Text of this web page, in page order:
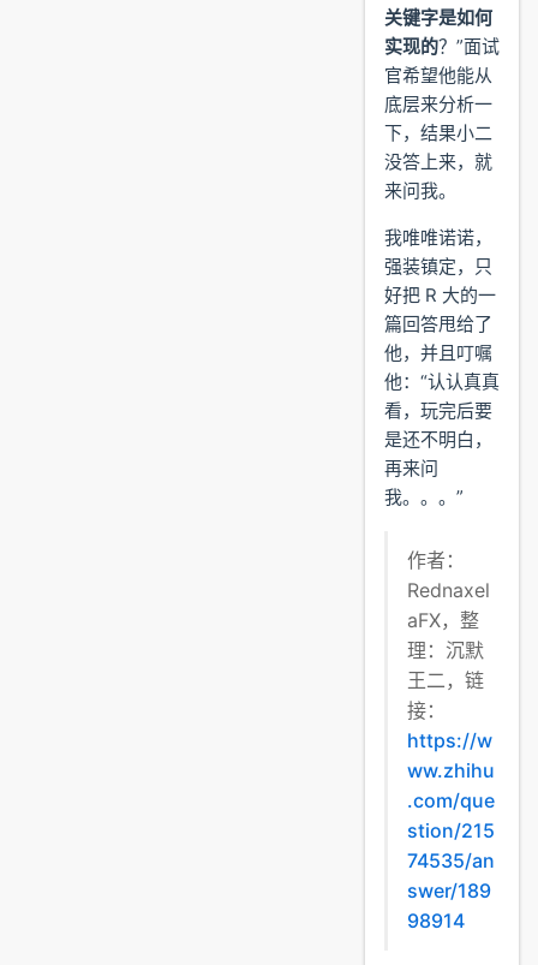
关键字是如何
实现的？”面试
官希望他能从
底层来分析一
下，结果小二
没答上来，就
来问我。
我唯唯诺诺，
强装镇定，只
好把 R 大的一
篇回答甩给了
他，并且叮嘱
他：“认认真真
看，玩完后要
是还不明白，
再来问
我。。。”
作者：
Rednaxel
aFX，整
理：沉默
王二，链
接：
https://w
ww.zhihu
.com/que
stion/215
74535/an
swer/189
98914